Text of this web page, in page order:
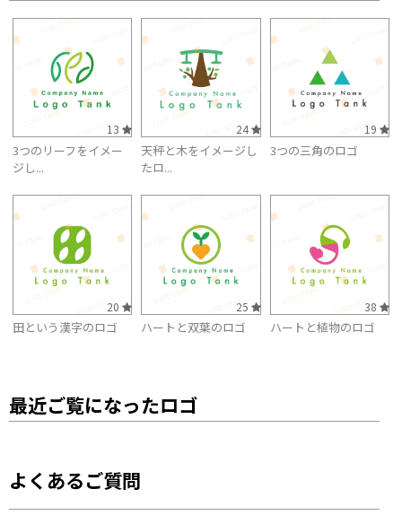
13
3つのリーフをイメー
ジし...
24
天秤と木をイメージし
たロ...
19
3つの三角のロゴ
20
田という漢字のロゴ
25
ハートと双葉のロゴ
38
ハートと植物のロゴ
最近ご覧になったロゴ
よくあるご質問